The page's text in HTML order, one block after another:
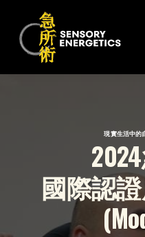
現實生活中的
國際認